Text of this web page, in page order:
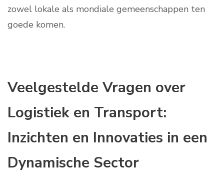
zowel lokale als mondiale gemeenschappen ten
goede komen.
Veelgestelde Vragen over
Logistiek en Transport:
Inzichten en Innovaties in een
Dynamische Sector